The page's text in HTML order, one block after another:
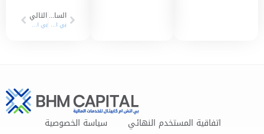
السابق
بي اتش ام كابيتال تصبح أول مؤسسة مالية إماراتية تنضم إلى اتحاد البورصات الأوروبية الآسيوية
التالي
بي اتش ام كابيتال تبدأ عمليات صناعة السوق والوساطة المالية في بورصة مسقط (MSX)
اتفاقية المستخدم النهائي
سياسة الخصوصية